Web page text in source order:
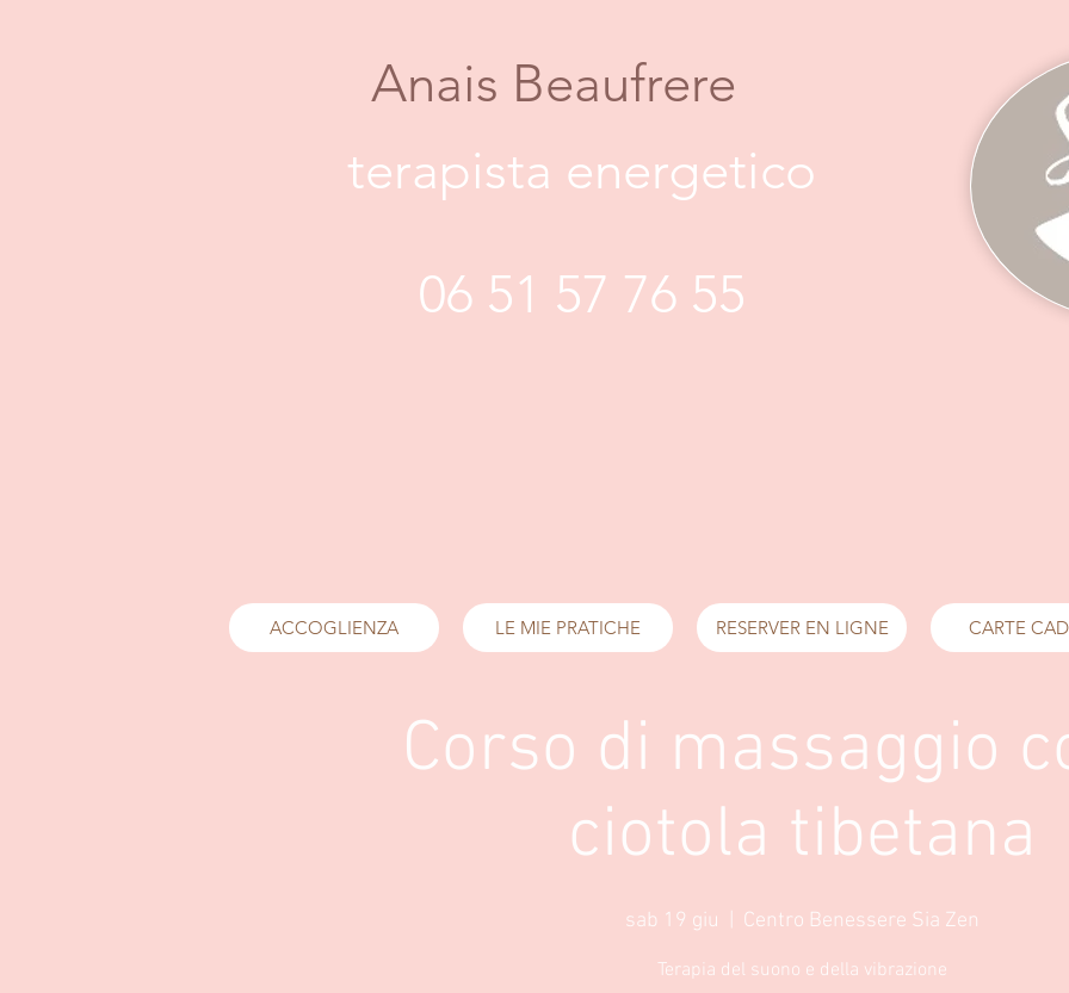
Anais Beaufrere
terapista energetico
06 51 57 76 55
ACCOGLIENZA LE MIE PRATICHE RESERVER EN LIGNE CARTE
Corso di massaggio
ciotola tibetana
sab 19 giu Centro Benessere Sia Zen
Terapia del suono e della vibrazione